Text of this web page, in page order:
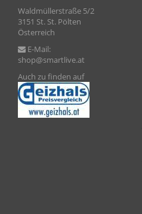
Waldmüllerstraße 5/2
3151 St. St. Pölten
Österreich
E-Mail:
shop@smartlive.at
Auch zu finden auf